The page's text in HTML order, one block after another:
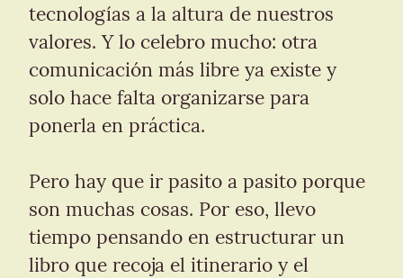
tecnologías a la altura de nuestros
valores. Y lo celebro mucho: otra
comunicación más libre ya existe y
solo hace falta organizarse para
ponerla en práctica.
Pero hay que ir pasito a pasito porque
son muchas cosas. Por eso, llevo
tiempo pensando en estructurar un
libro que recoja el itinerario y el